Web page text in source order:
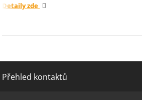
Detaily zde
Přehled kontaktů